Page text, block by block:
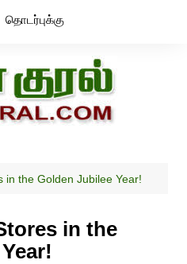
தொடர்புக்கு
in the Golden Jubilee Year!
in the